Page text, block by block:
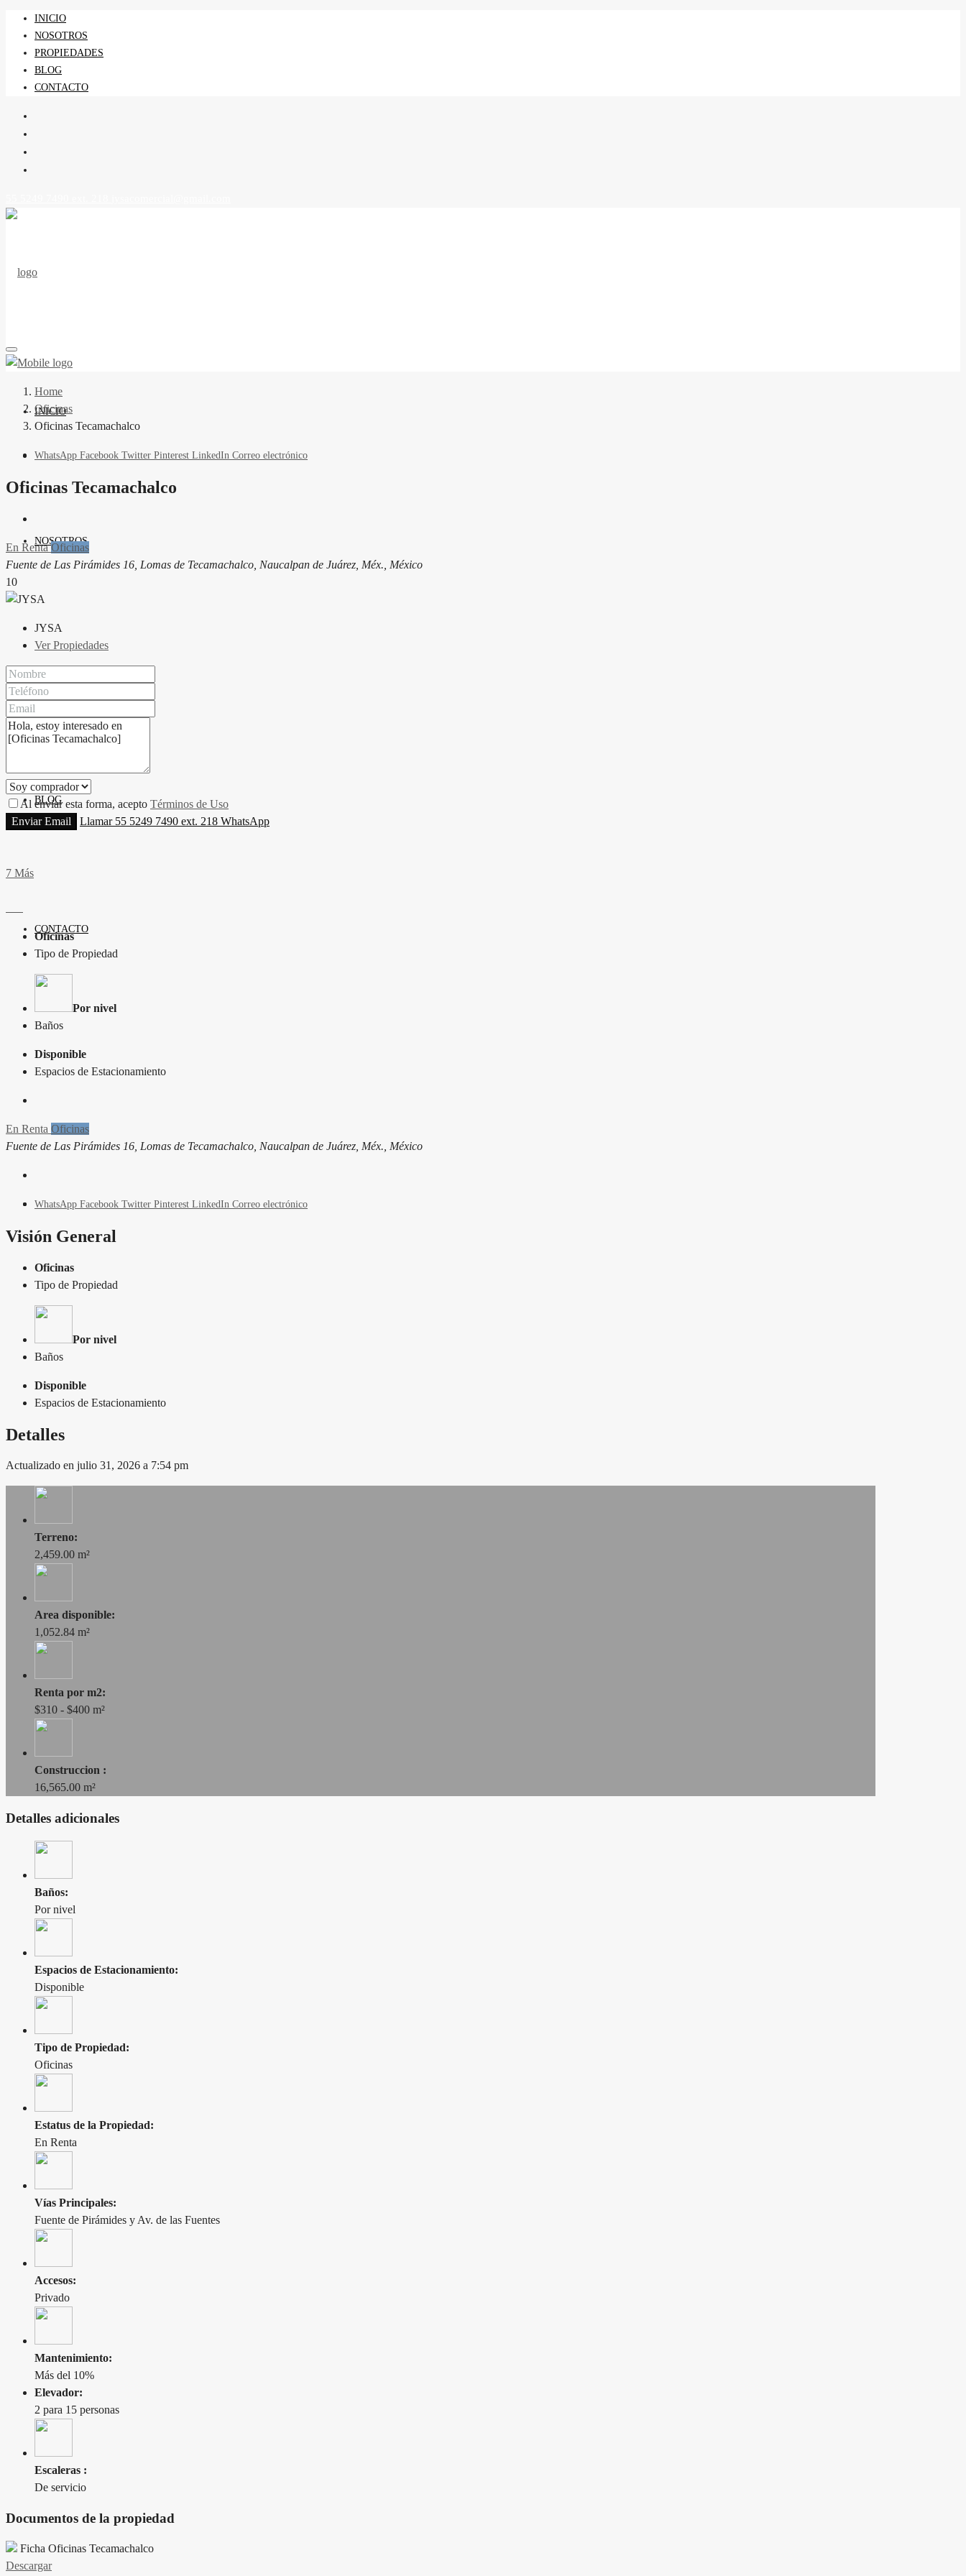
INICIO
NOSOTROS
PROPIEDADES
BLOG
CONTACTO
INICIO
NOSOTROS
PROPIEDADES
BLOG
CONTACTO
Home
Oficinas
Oficinas Tecamachalco
WhatsApp Facebook Twitter Pinterest LinkedIn Correo electrónico
Oficinas Tecamachalco
En RentaOficinas
Fuente de Las Pirámides 16, Lomas de Tecamachalco, Naucalpan de Juárez, Méx., México
10
JYSA
Ver Propiedades
Al enviar esta forma, acepto Términos de Uso
Enviar Email
Llamar 55 5249 7490 ext. 218 WhatsApp
7 Más
Oficinas
Tipo de Propiedad
Por nivel
Baños
Disponible
Espacios de Estacionamiento
En Renta Oficinas
Fuente de Las Pirámides 16, Lomas de Tecamachalco, Naucalpan de Juárez, Méx., México
WhatsApp Facebook Twitter Pinterest LinkedIn Correo electrónico
Visión General
Oficinas
Tipo de Propiedad
Por nivel
Baños
Disponible
Espacios de Estacionamiento
Detalles
Actualizado en julio 31, 2026 a 7:54 pm
Terreno:
2,459.00 m²
Area disponible:
1,052.84 m²
Renta por m2:
$310 - $400 m²
Construccion :
16,565.00 m²
Detalles adicionales
Baños:
Por nivel
Espacios de Estacionamiento:
Disponible
Tipo de Propiedad:
Oficinas
Estatus de la Propiedad:
En Renta
Vías Principales:
Fuente de Pirámides y Av. de las Fuentes
Accesos:
Privado
Mantenimiento:
Más del 10%
Elevador:
2 para 15 personas
Escaleras :
De servicio
Documentos de la propiedad
Ficha Oficinas Tecamachalco
Descargar